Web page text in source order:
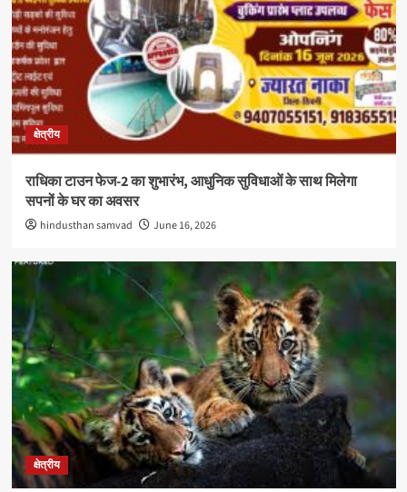
क्षेत्रीय
राधिका टाउन फेज-2 का शुभारंभ, आधुनिक सुविधाओं के साथ मिलेगा
सपनों के घर का अवसर
hindusthan samvad June 16, 2026
क्षेत्रीय